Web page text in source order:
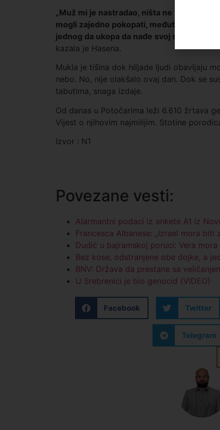
„Muž mi je nastradao, ništa ne znamo za
mogli zajedno pokopati, međutim svekrva
jednog da ukopa da nađe svoj smiraj
kazala je Hasena.
Mukla je tišina dok hiljade ljudi obavljaju
nebo. No, nije olakšalo ovaj dan. Dok se
tabutima, snaga izdaje.
Od danas u Potočarima leži 6.610 žrtava
Vijest o njihovim najmilijim. Stotine
Izvor : N1
Povezane vesti:
Alarmantni podaci iz ankete A1 iz
Francesca Albanese: „Izrael mora biti
Dudić u bajramskoj poruci: Vera
Bez kose, odstranjene obe dojke, a
BNV: Država da prestane sa
U Srebrenici je bio genocid (VIDEO)
Facebook Twitter
Telegram